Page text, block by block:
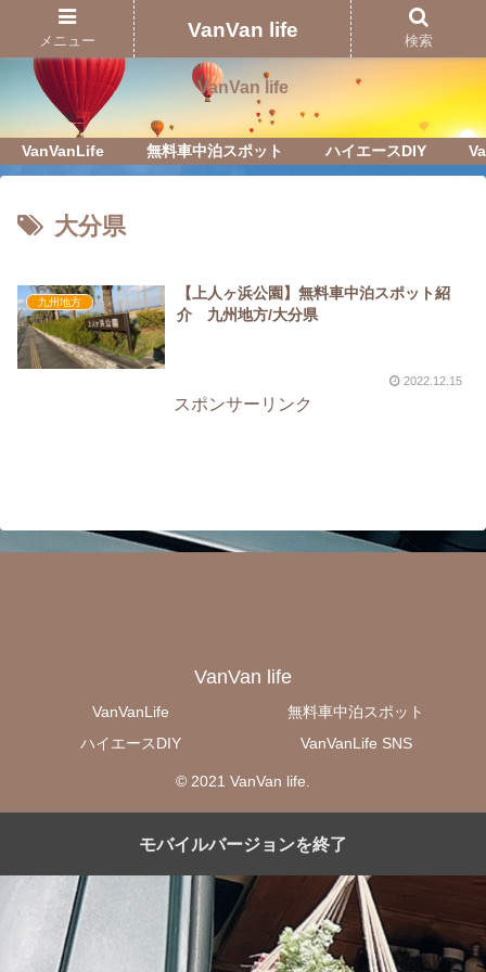
Just another WordPress site
VanVan life
VanVanLife 無料車中泊スポット ハイエースDIY
大分県
九州地方
【上人ヶ浜公園】無料車中泊スポット紹
介 九州地方/大分県
2022.12.15
スポンサーリンク
VanVan life
VanVanLife
無料車中泊スポット
ハイエースDIY
VanVanLife SNS
© 2021 VanVan life.
メニュー VanVan life 検索
モバイルバージョンを終了